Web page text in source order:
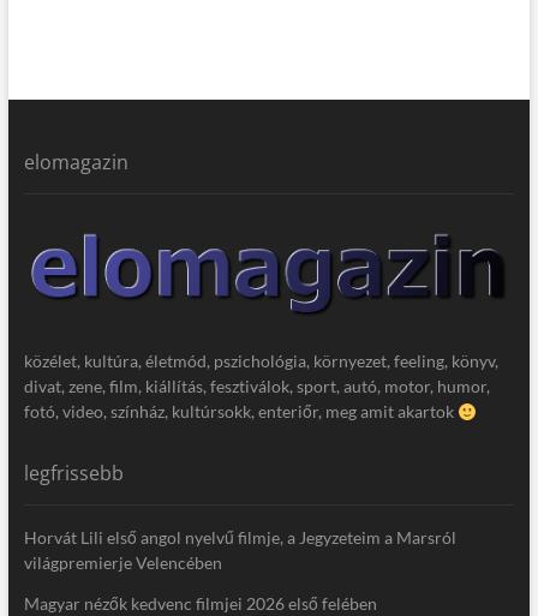
elomagazin
közélet, kultúra, életmód, pszichológia, környezet, feeling, könyv,
divat, zene, film, kiállítás, fesztiválok, sport, autó, motor, humor,
fotó, video, színház, kultúrsokk, enteriőr, meg amit akartok
legfrissebb
Horvát Lili első angol nyelvű filmje, a Jegyzeteim a Marsról
világpremierje Velencében
Magyar nézők kedvenc filmjei 2026 első felében